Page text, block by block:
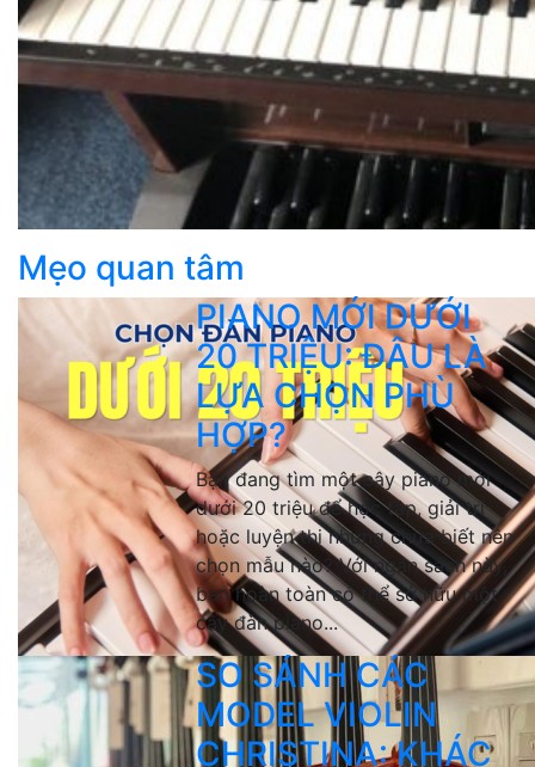
Mẹo quan tâm
PIANO MỚI DƯỚI
20 TRIỆU: ĐÂU LÀ
LỰA CHỌN PHÙ
HỢP?
Bạn đang tìm một cây piano mới
dưới 20 triệu để học tập, giải trí
hoặc luyện thi nhưng chưa biết nên
chọn mẫu nào? Với ngân sách này,
bạn hoàn toàn có thể sở hữu một
cây đàn piano...
SO SÁNH CÁC
MODEL VIOLIN
CHRISTINA: KHÁC